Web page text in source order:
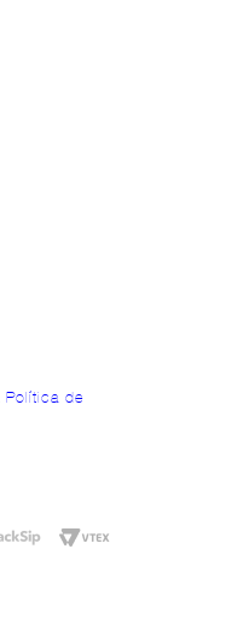
Política de